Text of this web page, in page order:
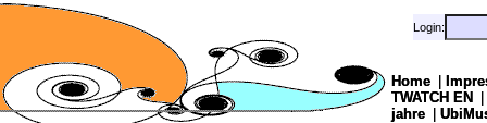
Home
TWATCH EN
jahre
Login:
Home
TWATCH EN
jahre
Login: